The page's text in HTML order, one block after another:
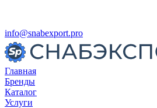
info@snabexport.pro
Главная
Бренды
Каталог
Услуги